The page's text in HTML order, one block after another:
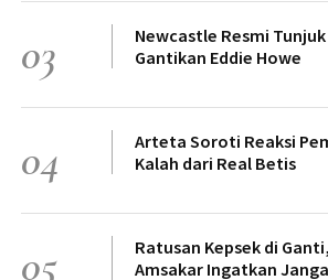
03
Newcastle Resmi
Gantikan Eddie Howe
04
Arteta Soroti Reaksi
Kalah dari Real Betis
05
Ratusan Kepsek di
Amsakar Ingatkan